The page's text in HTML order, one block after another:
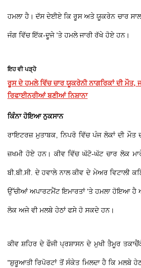
ਹਮਲਾ ਹੈ। ਦੱਸ ਦੇਈਏ ਕਿ ਰੂਸ ਅਤੇ ਯੂਕਰੇਨ ਚਾਰ
ਜੰਗ ਵਿੱਚ ਇੱਕ-ਦੂਜੇ 'ਤੇ ਹਮਲੇ ਜਾਰੀ ਰੱਖੇ ਹੋਏ ਹਨ।
ਇਹ ਵੀ ਪੜ੍ਹੋ
ਰੂਸ ਦੇ ਹਮਲੇ ਵਿੱਚ ਚਾਰ ਯੂਕਰੇਨੀ ਨਾਗਰਿਕਾਂ ਦੀ ਮੌਤ,
ਰਿਫਾਈਨਰੀਆਂ ਬਣੀਆਂ ਨਿਸ਼ਾਨਾ
ਕਿੰਨਾ ਹੋਇਆ ਨੁਕਸਾਨ
ਰਾਇਟਰਜ਼ ਮੁਤਾਬਕ, ਨਿਪਰੋ ਵਿੱਚ ਪੰਜ ਲੋਕਾਂ ਦੀ
ਜ਼ਖਮੀ ਹੋਏ ਹਨ। ਕੀਵ ਵਿੱਚ ਘੱਟੋ-ਘੱਟ ਚਾਰ ਲੋਕ
ਬੀ.ਬੀ.ਸੀ. ਦੇ ਹਵਾਲੇ ਨਾਲ ਕੀਵ ਦੇ ਮੇਅਰ ਵਿਟਾਲੀ
ਉੱਚੀਆਂ ਅਪਾਰਟਮੈਂਟ ਇਮਾਰਤਾਂ 'ਤੇ ਹਮਲਾ ਹੋਇਆ ਹੈ
ਲੋਕ ਅਜੇ ਵੀ ਮਲਬੇ ਹੇਠਾਂ ਫਸੇ ਹੋ ਸਕਦੇ ਹਨ।
ਕੀਵ ਸ਼ਹਿਰ ਦੇ ਫੌਜੀ ਪ੍ਰਸ਼ਾਸਨ ਦੇ ਮੁਖੀ ਤੈਮੂਰ
"ਸ਼ੁਰੂਆਤੀ ਰਿਪੋਰਟਾਂ ਤੋਂ ਸੰਕੇਤ ਮਿਲਦਾ ਹੈ ਕਿ ਮਲਬੇ